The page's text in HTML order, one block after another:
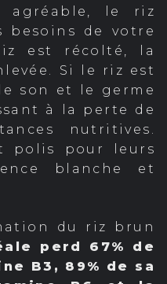
le riz
besoins de votre
est récolté, la
Si le riz est
son et le germe
à la perte de
nutritives.
polis pour leurs
blanche et
du riz brun
perd 67% de
B3, 89% de sa